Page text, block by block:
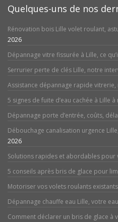
Quelques-uns de nos
Rénovation bois Lille volet roulant,
2026
Dépannage vitre fissurée à Lille, ce
Serrurier perte de clés Lille, notre
Assistance dépannage rapide vitrerie,
5 signes de fuite d’eau cachée à Lille
Dépannage porte d’entrée, coûts,
Débouchage canalisation urgence
2026
Solutions rapides et abordables pour
5 conseils après bris de glace pour
Motoriser vos volets roulants
Dépannage chauffe eau Lille, votre
Comment déclarer un bris de glace à